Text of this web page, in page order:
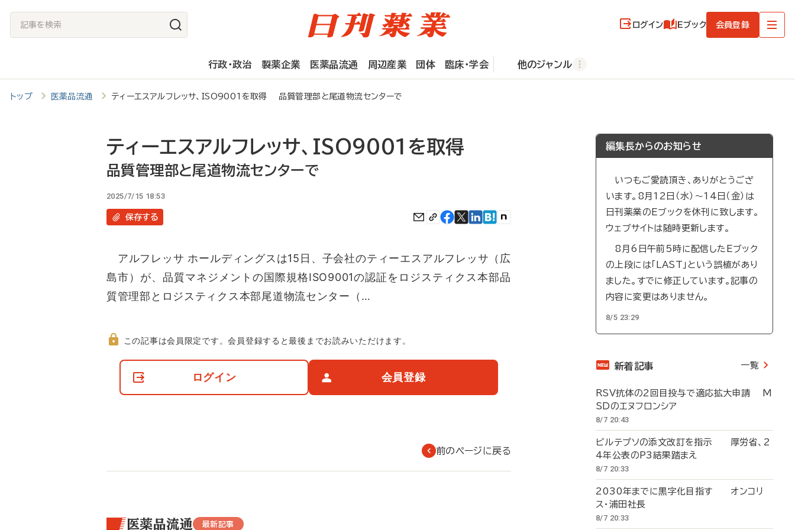
記
事
検
索
ログイン Eブック 会員登録
行政・政治 製薬企業 医薬品流通 周辺産業 団体 臨床・学会 他のジャンル
トップ 医薬品流通 ティーエスアルフレッサ、ISO9001を取得 品質管理部と尾道物流センターで
ティーエスアルフレッサ、ISO9001を取得
品質管理部と尾道物流センターで
2025/7/15 18:53
保存する
アルフレッサ ホールディングスは15日、子会社のティーエスアルフレッサ（広
島市）が、品質マネジメントの国際規格ISO9001の認証をロジスティクス本部品
質管理部とロジスティクス本部尾道物流センター（…
て
この記事は会員限定です。会員登録すると最後までお読みいただけます。
ログイン 会員登録
前のページに戻る
医薬品流通 最新記事
編集長からのお知らせ
いつもご愛読頂き、ありがとうござ
います。8月12日（水）～14日（金）は
日刊薬業のEブックを休刊に致します。
ウェブサイトは随時更新します。
8月6日午前5時に配信したEブック
の上段には「LAST」という誤植があり
ました。すでに修正しています。記事の
内容に変更はありません。
8/5 23:29
新着記事 一覧
RSV抗体の2回目投与で適応拡大申請 M
SDのエヌフロンシア
8/7 20:43
ビルテプソの添文改訂を指示 厚労省、2
4年公表のP3結果踏まえ
8/7 20:33
2030年までに黒字化目指す オンコリ
ス・浦田社長
8/7 20:33